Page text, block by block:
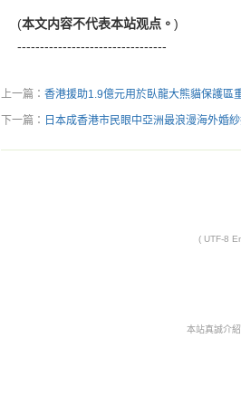
(本文内容不代表本站观点。 )
---------------------------------
上一篇： 香港援助1.9億元用於臥龍大熊貓保護區
下一篇： 日本成香港市民眼中亞洲最浪漫海外婚
( UTF-8
本站真誠介